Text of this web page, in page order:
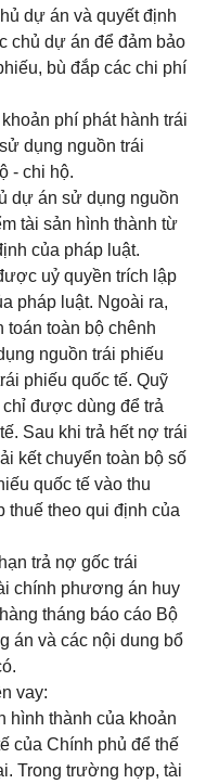
dự án và quyết định
chủ dự án để đảm bảo
bù đắp các chi phí
phí phát hành trái
dụng nguồn trái
- chi hộ.
dự án sử dụng nguồn
tài sản hình thành từ
của pháp luật.
uỷ quyền trích lập
pháp luật. Ngoài ra,
toàn bộ chênh
nguồn trái phiếu
phiếu quốc tế. Quỹ
được dùng để trả
Sau khi trả hết nợ trái
kết chuyển toàn bộ số
quốc tế vào thu
thuế theo qui định của
trả nợ gốc trái
chính phương án huy
tháng báo cáo Bộ
án và các nội dung bổ
vay:
hình thành của khoản
của Chính phủ để thế
Trong trường hợp, tài